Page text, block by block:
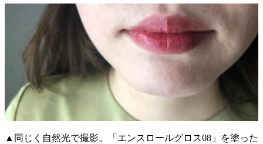
▲同じく自然光で撮影。「エンスロールグロス08」を塗った